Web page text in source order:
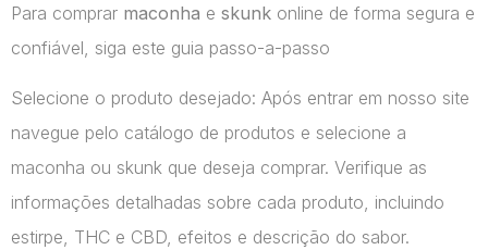
Para comprar maconha e skunk online de forma segura e
confiável, siga este guia passo-a-passo
Selecione o produto desejado: Após entrar em nosso site
navegue pelo catálogo de produtos e selecione a
maconha ou skunk que deseja comprar. Verifique as
informações detalhadas sobre cada produto, incluindo
estirpe, THC e CBD, efeitos e descrição do sabor.